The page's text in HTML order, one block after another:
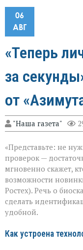
06
АВГ
«Теперь
за
от
"Наша газета"
«Представьте: не
проверок —
мгновенно скажет,
возможности
Ростех). Речь о
сделать
удобной.
Как устроена